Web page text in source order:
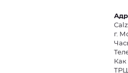
г.
Как
ТРЦ